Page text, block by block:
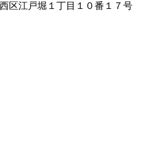
区江戸堀１丁目１０番１７号